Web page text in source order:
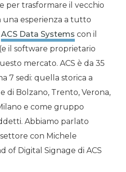
per trasformare il vecchio
esperienza a tutto
ACS Data Systems con il
(e il software proprietario
mercato. ACS è da 35
7 sedi: quella storica a
di Bolzano, Trento, Verona,
e come gruppo
Abbiamo parlato
con Michele
of Digital Signage di ACS